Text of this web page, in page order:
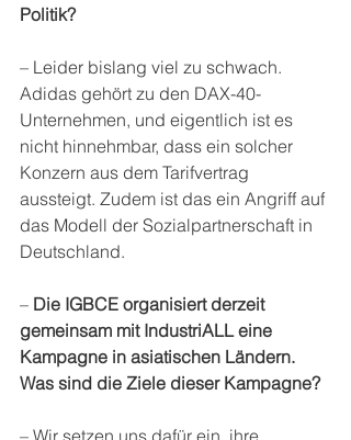
Politik?
– Leider bislang viel zu schwach.
Adidas gehört zu den DAX-40-
Unternehmen, und eigentlich ist es
nicht hinnehmbar, dass ein solcher
Konzern aus dem Tarifvertrag
aussteigt. Zudem ist das ein Angriff auf
das Modell der Sozialpartnerschaft in
Deutschland.
– Die IGBCE organisiert derzeit
gemeinsam mit IndustriALL eine
Kampagne in asiatischen Ländern.
Was sind die Ziele dieser Kampagne?
– Wir setzen uns dafür ein, ihre